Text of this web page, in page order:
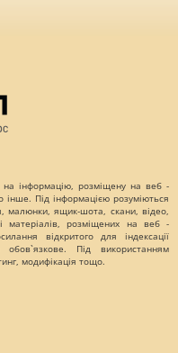
інформацію, розміщену на веб -
інше. Під інформацією розуміються
малюнки, ящик-шота, скани, відео,
матеріалів, розміщених на веб -
відкритого для індексації
Під використанням
модифікація тощо.